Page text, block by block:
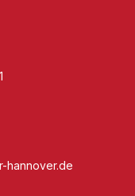
hannover.de